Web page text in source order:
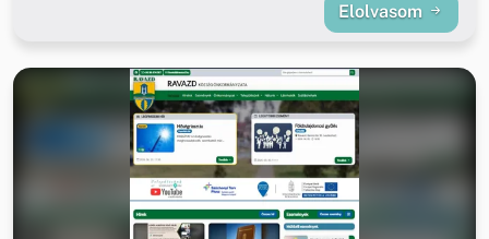
Elolvasom